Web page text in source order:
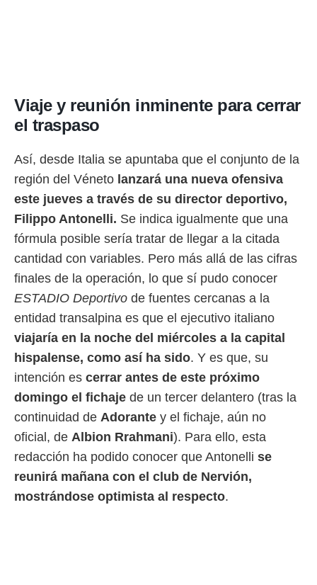
uso de
contenido
el
de
o a través
de
de
de
con el
e
mediante
publicidad
publicidad
Viaje y reunión inminente para cerrar
el traspaso
Así, desde Italia se apuntaba que el conjunto de la
región del Véneto lanzará una nueva ofensiva
este jueves a través de su director deportivo,
Filippo Antonelli. Se indica igualmente que una
fórmula posible sería tratar de llegar a la citada
cantidad con variables. Pero más allá de las cifras
finales de la operación, lo que sí pudo conocer
ESTADIO Deportivo de fuentes cercanas a la
entidad transalpina es que el ejecutivo italiano
viajaría en la noche del miércoles a la capital
hispalense, como así ha sido. Y es que, su
intención es cerrar antes de este próximo
domingo el fichaje de un tercer delantero (tras la
continuidad de Adorante y el fichaje, aún no
oficial, de Albion Rrahmani). Para ello, esta
redacción ha podido conocer que Antonelli se
reunirá mañana con el club de Nervión,
mostrándose optimista al respecto.